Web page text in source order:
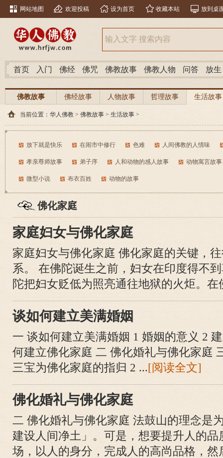
网站地图 欢迎投稿 设为首页 收藏本站 放到桌
首页 入门 佛经 佛咒 佛教故事 佛教人物 问答 放生
佛教故事 佛经故事 人物故事 哲理故事 生活故事
当前位置： 华人佛教 > 佛教故事 > 生活故事 >
放下就是快乐 在闹市中修行 色难 人间佛教的人情味
孝亲尊师故事 弟子序 人和动物的感人故事 动物寓言故事
微型小说 布衣百姓 动物的故事
佛化家庭
家庭妇女与佛化家庭
家庭妇女与佛化家庭 佛化家庭的关键，
系。 在佛陀诞生之前，妇女在印度得不
陀把妇女贬低为照亮通往地狱的火炬。在
谈如何建立美满婚姻
一 谈如何建立美满婚姻 1 婚姻的意义 2
何建立佛化家庭 二 佛化婚礼与佛化家庭
三宝为佛化家庭的指归 2 ...[阅读全文]
佛化婚礼与佛化家庭
二 佛化婚礼与佛化家庭 法鼓山的理念是
建设人间净土」。可是，想要提升人的
场，以人的身分，完成人的高尚品格，然